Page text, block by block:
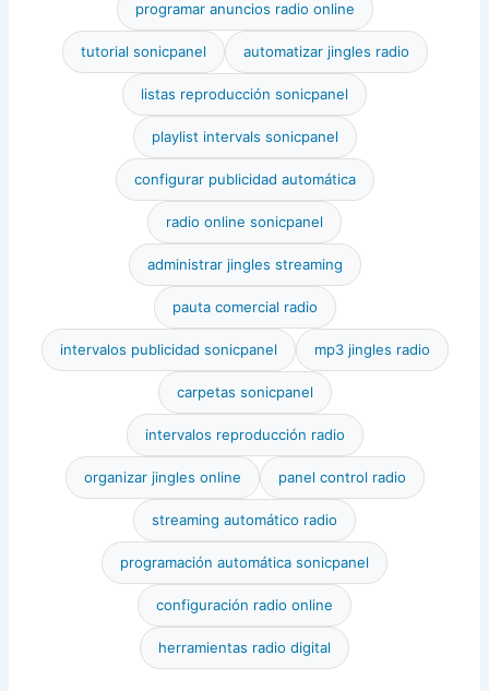
programar anuncios radio online
tutorial sonicpanel automatizar jingles radio
listas reproducción sonicpanel
playlist intervals sonicpanel
configurar publicidad automática
radio online sonicpanel
administrar jingles streaming
pauta comercial radio
intervalos publicidad sonicpanel mp3 jingles radio
carpetas sonicpanel
intervalos reproducción radio
organizar jingles online panel control radio
streaming automático radio
programación automática sonicpanel
configuración radio online
herramientas radio digital